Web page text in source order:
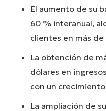
El aumento de su
60 % interanual,
clientes en más de
La obtención de
dólares en
con un
La ampliación de